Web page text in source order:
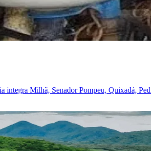
Milhã, Senador Pompeu, Quixadá,